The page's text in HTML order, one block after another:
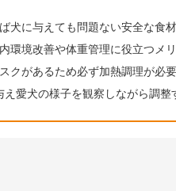
犬に与えても問題ない安全な食材
環境改善や体重管理に役立つメ
クがあるため必ず加熱調理が必要
愛犬の様子を観察しながら調整